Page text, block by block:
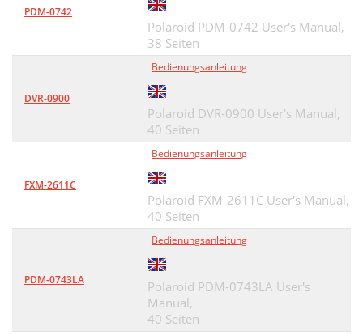
PDM-0742
Polaroid PDM-0742 User's Manual,
38 Seiten
DVR-0900
Bedienungsanleitung
Polaroid DVR-0900 User's Manual,
40 Seiten
FXM-2611C
Bedienungsanleitung
Polaroid FXM-2611C User's Manual,
40 Seiten
PDM-0743LA
Bedienungsanleitung
Polaroid PDM-0743LA User's
Manual,
40 Seiten